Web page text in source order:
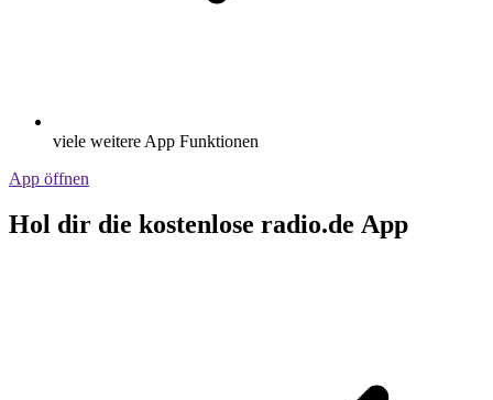
viele weitere App Funktionen
App öffnen
Hol dir die kostenlose radio.de App